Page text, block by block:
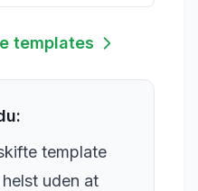
templates
template
uden at